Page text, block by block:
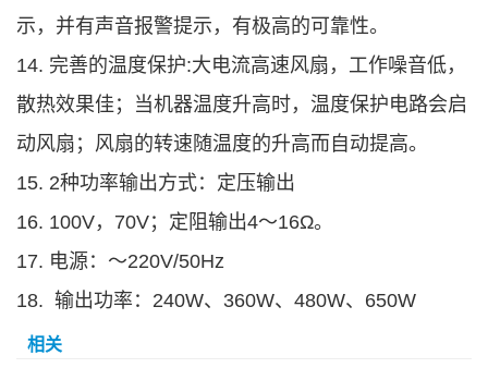
示，并有声音报警提示，有极高的可靠性。
14. 完善的温度保护:大电流高速风扇，工作噪音低，
散热效果佳；当机器温度升高时，温度保护电路会启
动风扇；风扇的转速随温度的升高而自动提高。
15. 2种功率输出方式：定压输出
16. 100V，70V；定阻输出4～16Ω。
17. 电源：～220V/50Hz
18. 输出功率：240W、360W、480W、650W
相关